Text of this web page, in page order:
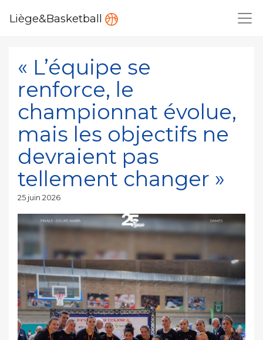
Liège&Basketball
« L’équipe se
renforce, le
championnat évolue,
mais les objectifs ne
devraient pas
tellement changer »
Publié
25 juin 2026